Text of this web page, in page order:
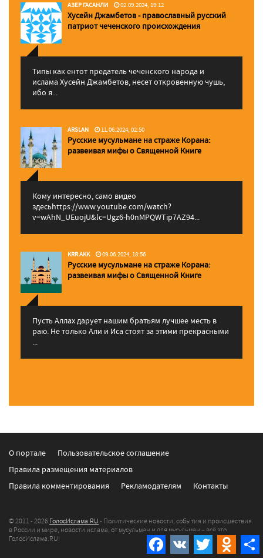
АЗЕР ГАСАНЛИ 02.09.2024, 19:12
Хусейн Джамбетов - православный русский
патриот чеченского происхождения
Типы как ентот предатель чеченского народа и
ислама Хусейн Джамбетов, несет откровенную чушь,
ибо я...
ARSLAN 11.06.2024, 02:50
Русские мусульмане на страже Корана:
pазвеивая мифы о Священной Книге
Кому интересно, само видео
здесьhttps://www.youtube.com/watch?
v=wAhN_UEuojU&lc=Ugz6-h0nMPQWTip7AZ94...
KRR AKK 09.06.2024, 18:56
Русские мусульмане на страже Корана:
pазвеивая мифы о Священной Книге
Пусть Аллах дарует нашим братьям лучшее месть в
раю. Не только Али и Иса стоят за этими прекрасными
...
Facebook
VK Twitter
О портале
Пользовательское соглашение
Правила размещения материалов
Правила комментирования
Рекламодателям Контакты
© 2011 - 2026 ГолосИслама.RU - Политические новости, события и происшествия
в России и мире, новости ислама, от мусульман и для мусульман – всё это
ГолосИслама.RU!